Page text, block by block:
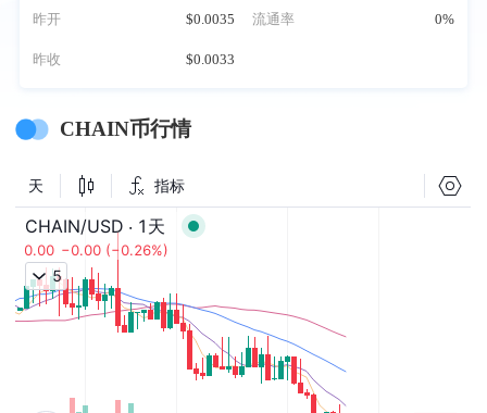
昨开 $0.0035 流通率 0%
昨收 $0.0033
CHAIN币行情